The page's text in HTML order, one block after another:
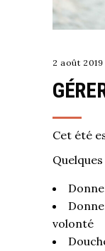
2 août 2019
Cet été
volonté